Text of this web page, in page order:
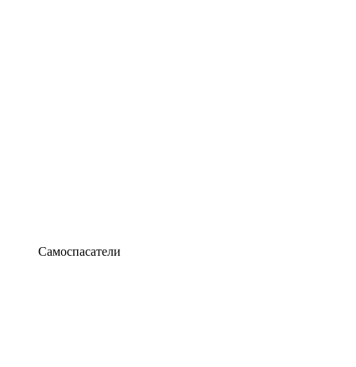
Самоспасатели